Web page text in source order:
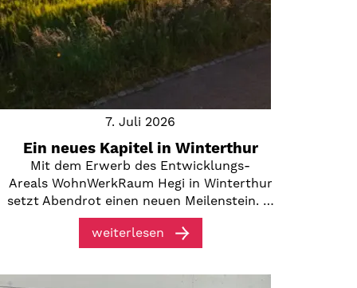
7. Juli 2026
Ein neues Kapitel in Winterthur
Mit dem Erwerb des Entwicklungs-
Areals WohnWerkRaum Hegi in Winterthur
setzt Abendrot einen neuen Meilenstein. …
weiterlesen